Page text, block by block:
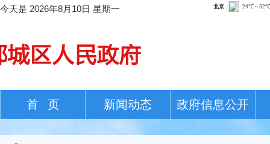
今天是 2026年8月10日 星期一
首 页 新闻动态 政府信息公开